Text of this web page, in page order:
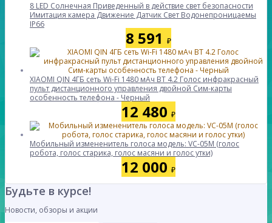
8 LED Солнечная Приведенный в действие свет безопасности
Имитация камера Движение Датчик Свет Водонепроницаемы
IP66
8 591 ₽
XIAOMI QIN 4ГБ сеть Wi-Fi 1480 мАч BT 4.2 Голос инфракрасный
пульт дистанционного управления двойной Сим-карты
особенность телефона - Черный
12 480 ₽
Мобильный измененитель голоса модель: VC-05M (голос
робота, голос старика, голос масяни и голос утки)
12 000 ₽
Будьте в курсе!
Новости, обзоры и акции